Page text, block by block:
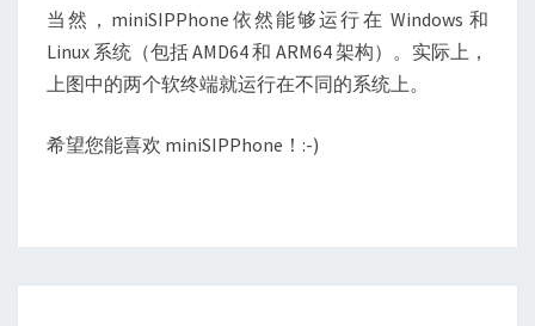
当然，miniSIPPhone依然能够运行在 Windows 和
Linux 系统（包括 AMD64 和 ARM64 架构）。实际上，
上图中的两个软终端就运行在不同的系统上。
希望您能喜欢 miniSIPPhone！:-)